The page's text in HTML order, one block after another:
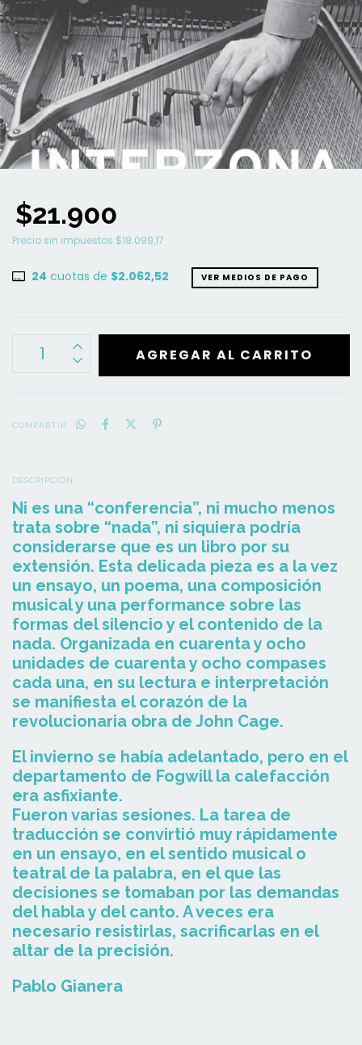
$21.900
Precio sin impuestos $18.099,17
24 cuotas de $2.062,52 VER MEDIOS DE PAGO
COMPARTIR
DESCRIPCIÓN
Ni es una “conferencia”, ni mucho menos
trata sobre “nada”, ni siquiera podría
considerarse que es un libro por su
extensión. Esta delicada pieza es a la vez
un ensayo, un poema, una composición
musical y una performance sobre las
formas del silencio y el contenido de la
nada. Organizada en cuarenta y ocho
unidades de cuarenta y ocho compases
cada una, en su lectura e interpretación
se manifiesta el corazón de la
revolucionaria obra de John Cage.
El invierno se había adelantado, pero en el
departamento de Fogwill la calefacción
era asfixiante.
Fueron varias sesiones. La tarea de
traducción se convirtió muy rápidamente
en un ensayo, en el sentido musical o
teatral de la palabra, en el que las
decisiones se tomaban por las demandas
del habla y del canto. A veces era
necesario resistirlas, sacrificarlas en el
altar de la precisión.
Pablo Gianera